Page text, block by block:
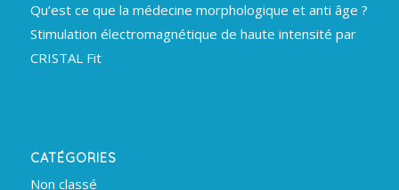
Qu’est ce que la médecine morphologique et anti âge ?
Stimulation électromagnétique de haute intensité par
CRISTAL Fit
CATÉGORIES
Non classé